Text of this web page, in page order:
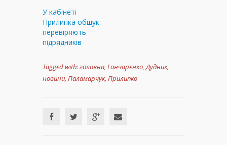
У кабінеті
Прилипка обшук:
перевіряють
підрядників
Tagged with:головна, Гончаренко,Дудник,
новини, Паламарчук, Прилипко